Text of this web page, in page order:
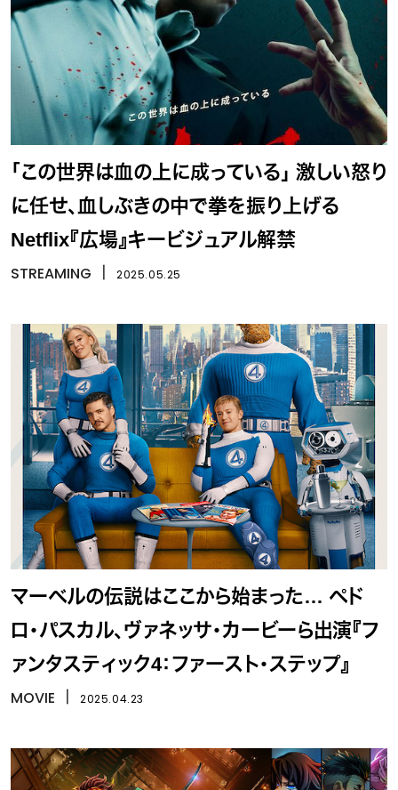
「この世界は血の上に成っている」 激しい怒り
に任せ、血しぶきの中で拳を振り上げる
Netflix『広場』キービジュアル解禁
STREAMING 2025.05.25
マーベルの伝説はここから始まった… ペド
ロ・パスカル、ヴァネッサ・カービーら出演『フ
ァンタスティック4：ファースト・ステップ』
MOVIE 2025.04.23